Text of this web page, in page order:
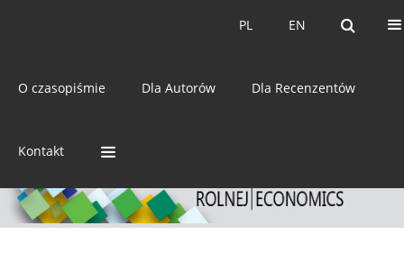
EN
PL EN
PL
O czasopiśmie Dla Autorów Dla Recenzentów
Kontakt
ISSN: 0044-1600